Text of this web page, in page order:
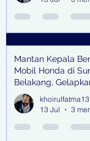
Mantan Kepala
Mobil Honda di
Belakang,
Senilai Rp 1,9 Miliar
khoirulfatma13
13 Jul
3